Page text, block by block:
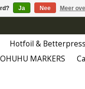
Hotfoil & Betterpress
OHUHU MARKERS
Ja Nee Meer